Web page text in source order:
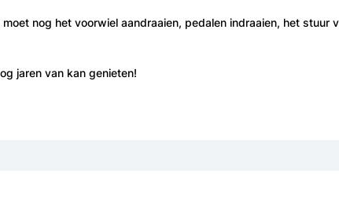
nog het voorwiel aandraaien, pedalen indraaien, het stuur
jaren van kan genieten!